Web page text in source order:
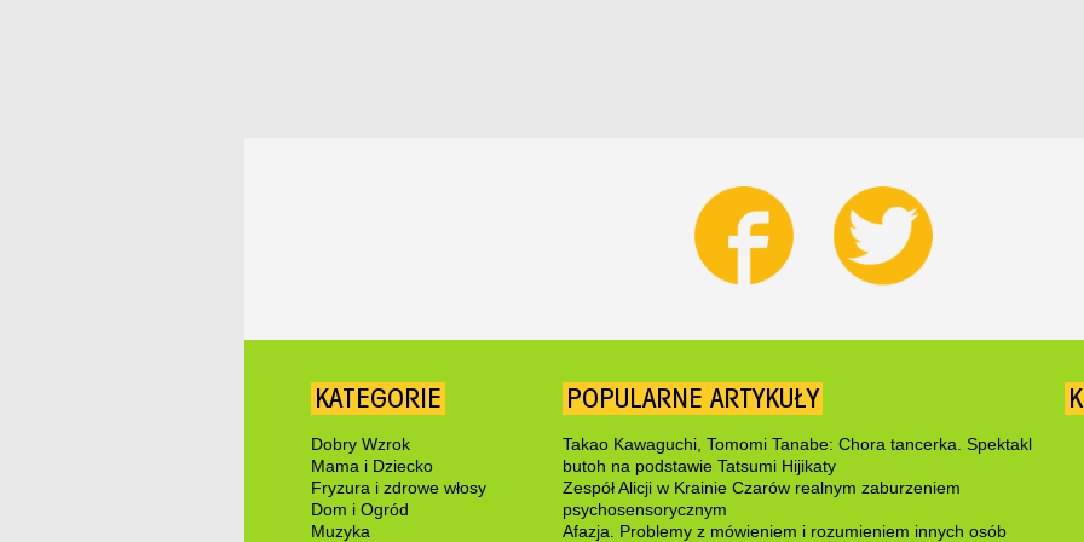
KATEGORIE
Dobry Wzrok
Mama i Dziecko
Fryzura i zdrowe włosy
Dom i Ogród
Muzyka
POPULARNE ARTYKUŁY
Takao Kawaguchi, Tomomi Tanabe: Chora tancerka. Spektakl
butoh na podstawie Tatsumi Hijikaty
Zespół Alicji w Krainie Czarów realnym zaburzeniem
psychosensorycznym
Afazja. Problemy z mówieniem i rozumieniem innych osób